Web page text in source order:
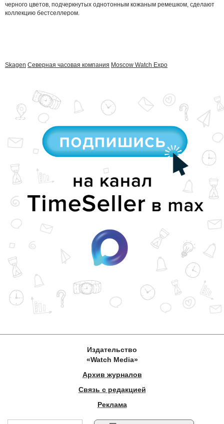
черного цветов, подчеркнутых однотонным кожаным ремешком, сделают
коллекцию бестселлером.
Skagen Северная часовая компания Moscow Watch Expo
Издательство
«Watch Media»
Архив журналов
Связь с редакцией
Реклама